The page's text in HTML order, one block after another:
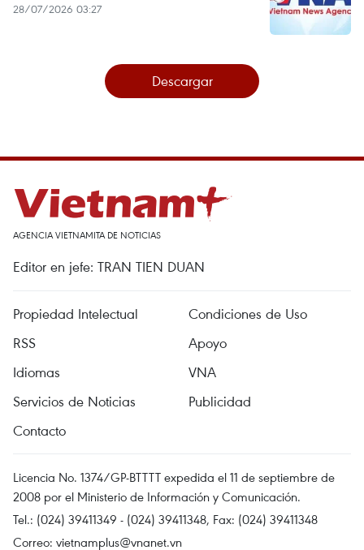
28/07/2026 03:27
Descargar
AGENCIA VIETNAMITA DE NOTICIAS
Editor en jefe: TRAN TIEN DUAN
Propiedad Intelectual
Condiciones de Uso
RSS
Apoyo
Idiomas
VNA
Servicios de Noticias
Publicidad
Contacto
Licencia No. 1374/GP-BTTTT expedida el 11 de septiembre de
2008 por el Ministerio de Información y Comunicación.
Tel.: (024) 39411349 - (024) 39411348, Fax: (024) 39411348
Correo: vietnamplus@vnanet.vn